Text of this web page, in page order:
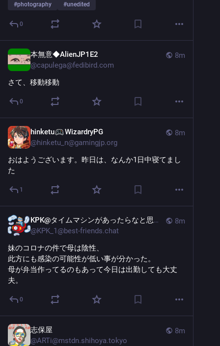
#photography #unedited
0
8m
本無意◆AlienJP1E2
@capulega@fedibird.com
さて、移動移動
0
8m
hinketu
WizardryPG
@hinketu_n@gamingjp.org
おはようございます。昨日は、なんか1日中寝てまし
た
1
8m
KPK@タイムマシンがあったらなと思う日々
@KPK_1@best-friends.chat
妹のコロナの件で母は陰性、
此方にも感染の可能性が低い事が分かった。
母が弁当作ってるのもあって今日は出勤しても大丈
夫。
0
8m
志保屋
@ARTi@mstdn.shihoya.tokyo